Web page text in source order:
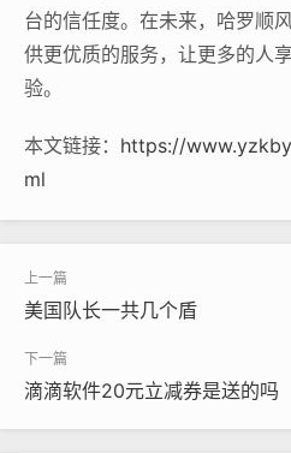
台的信任度。在未来，哈罗顺
供更优质的服务，让更多的人
验。
本文链接： https://
ml
美国队长一共几个盾
滴滴软件20元立减券是送的吗